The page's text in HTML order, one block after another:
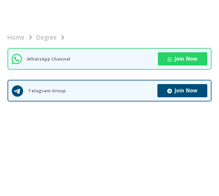
Home Degree
WhatsApp Channel Join Now
Telegram Group Join Now